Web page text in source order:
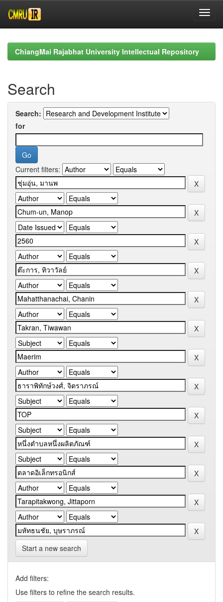
navigationChiangMai Rajabhat University Intellectual Repository
Search
Search:
for
Current filters:
Start a new search
Add filters:
Use filters to refine the search results.